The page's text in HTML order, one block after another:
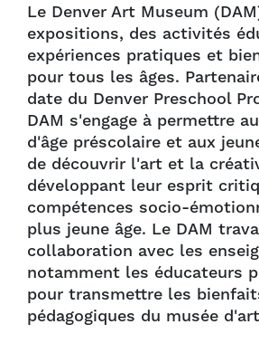
Le Denver Art Museum
expositions, des activités
expériences pratiques et
pour tous les âges.
date du Denver Preschool
DAM s'engage à permettre
d'âge préscolaire et aux
de découvrir l'art et la
développant leur esprit
compétences socio-
plus jeune âge. Le DAM
collaboration avec les
notamment les éducateurs
pour transmettre les
pédagogiques du musée